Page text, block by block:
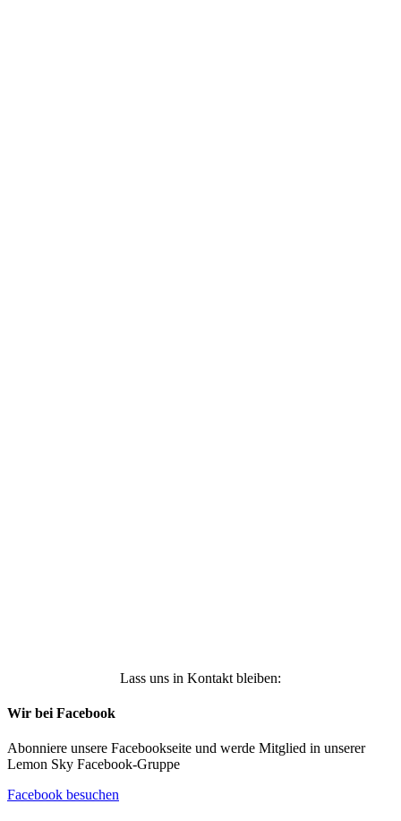
Lass uns in Kontakt bleiben:
Wir bei Facebook
Abonniere unsere Facebookseite und werde Mitglied in unserer
Lemon Sky Facebook-Gruppe
Facebook besuchen